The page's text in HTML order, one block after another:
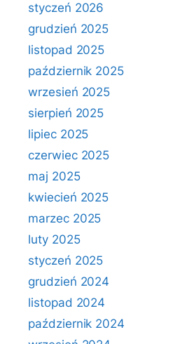
styczeń 2026
grudzień 2025
listopad 2025
październik 2025
wrzesień 2025
sierpień 2025
lipiec 2025
czerwiec 2025
maj 2025
kwiecień 2025
marzec 2025
luty 2025
styczeń 2025
grudzień 2024
listopad 2024
październik 2024